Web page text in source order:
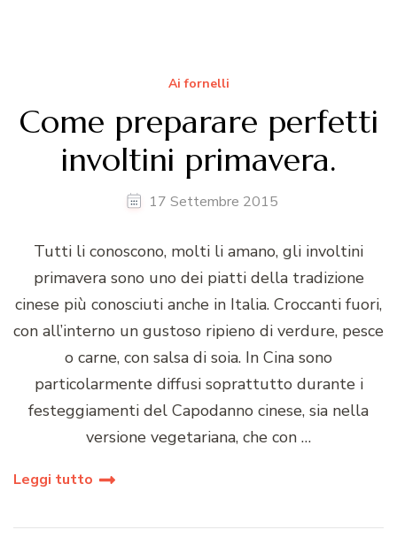
Ai fornelli
Come preparare perfetti
involtini primavera.
17 Settembre 2015
Tutti li conoscono, molti li amano, gli involtini
primavera sono uno dei piatti della tradizione
cinese più conosciuti anche in Italia. Croccanti fuori,
con all’interno un gustoso ripieno di verdure, pesce
o carne, con salsa di soia. In Cina sono
particolarmente diffusi soprattutto durante i
festeggiamenti del Capodanno cinese, sia nella
versione vegetariana, che con …
Leggi tutto